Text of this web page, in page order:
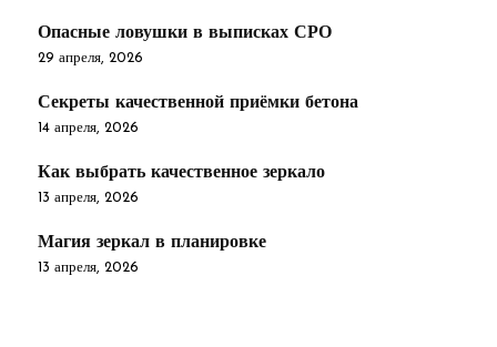
Опасные ловушки в выписках СРО
29 апреля, 2026
Секреты качественной приёмки бетона
14 апреля, 2026
Как выбрать качественное зеркало
13 апреля, 2026
Магия зеркал в планировке
13 апреля, 2026